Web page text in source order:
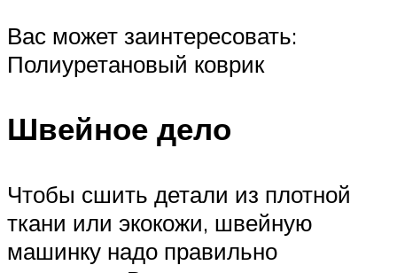
Вас может заинтересовать:
Полиуретановый коврик
Швейное дело
Чтобы сшить детали из плотной
ткани или экокожи, швейную
машинку надо правильно